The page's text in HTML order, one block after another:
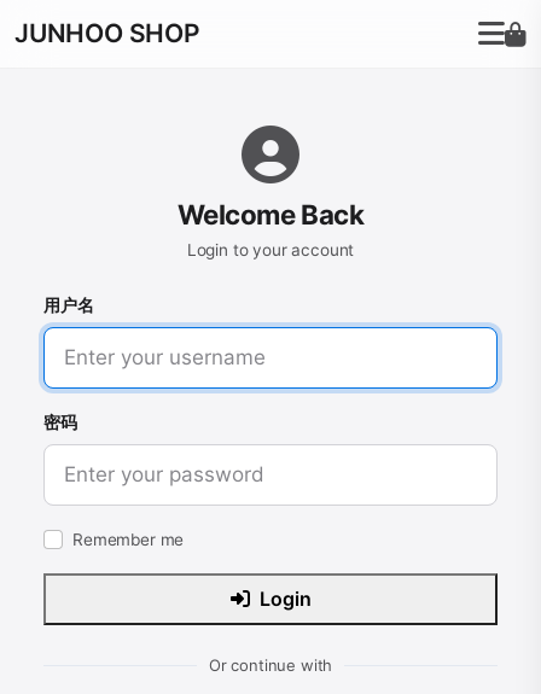
JUNHOO SHOP
Welcome Back
Login to your account
用户名
密码
Remember me
Login
Or continue with